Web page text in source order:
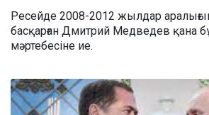
Ресейде 2008-2012 жылдар
басқарған Дмитрий Медведев қана
мәртебесіне ие.